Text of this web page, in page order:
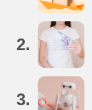
2.
3.